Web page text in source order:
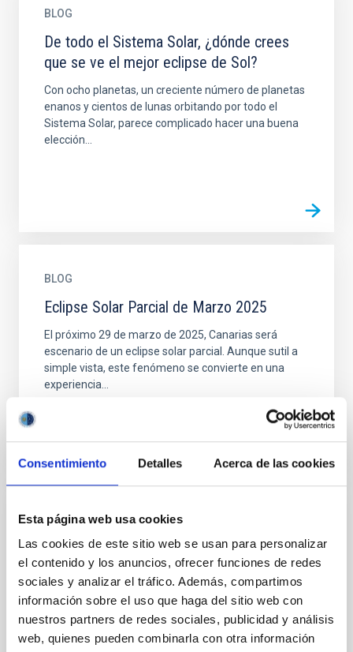
Consentimiento Detalles Acerca de las cookies
Esta página web usa cookies
Las cookies de este sitio web se usan para personalizar
el contenido y los anuncios, ofrecer funciones de redes
sociales y analizar el tráfico. Además, compartimos
información sobre el uso que haga del sitio web con
nuestros partners de redes sociales, publicidad y análisis
web, quienes pueden combinarla con otra información
BLOG
De todo el Sistema Solar, ¿dónde crees
que se ve el mejor eclipse de Sol?
Con ocho planetas, un creciente número de planetas
enanos y cientos de lunas orbitando por todo el
Sistema Solar, parece complicado hacer una buena
elección...
BLOG
Eclipse Solar Parcial de Marzo 2025
El próximo 29 de marzo de 2025, Canarias será
escenario de un eclipse solar parcial. Aunque sutil a
simple vista, este fenómeno se convierte en una
experiencia...
NOTICIA
El evento del 12 de agosto en Palencia se
suma a la iniciativa Eclipse Inclusivo
Dentro del programa de iniciativas que el IAC, con la
colaboración del Ayuntamiento de Palencia y el
apoyo del Gobierno de Canarias y dentro de su